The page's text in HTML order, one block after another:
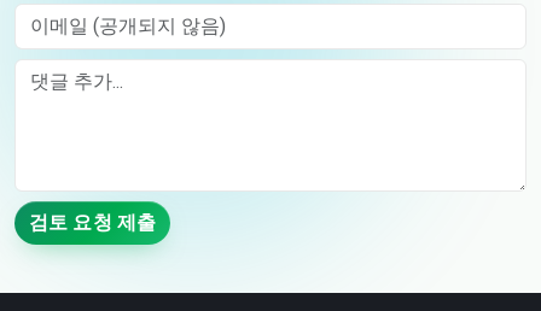
이메일 (공개되지 않음)
Comment
검토 요청 제출